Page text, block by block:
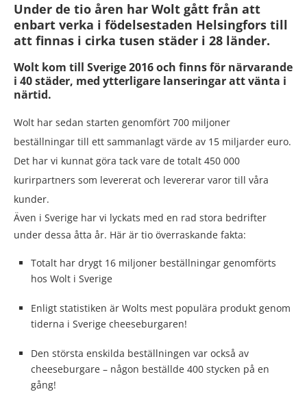
Under de tio åren har Wolt gått från att
enbart verka i födelsestaden Helsingfors till
att finnas i cirka tusen städer i 28 länder.
Wolt kom till Sverige 2016 och finns för närvarande
i 40 städer, med ytterligare lanseringar att vänta i
närtid.
Wolt har sedan starten genomfört 700 miljoner
beställningar till ett sammanlagt värde av 15 miljarder euro.
Det har vi kunnat göra tack vare de totalt 450 000
kurirpartners som levererat och levererar varor till våra
kunder.
Även i Sverige har vi lyckats med en rad stora bedrifter
under dessa åtta år. Här är tio överraskande fakta:
Totalt har drygt 16 miljoner beställningar genomförts
hos Wolt i Sverige
Enligt statistiken är Wolts mest populära produkt genom
tiderna i Sverige cheeseburgaren!
Den största enskilda beställningen var också av
cheeseburgare – någon beställde 400 stycken ​​på en
gång!